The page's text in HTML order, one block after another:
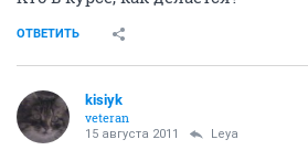
ОТВЕТИТЬ
kisiyk
veteran
15 августа 2011 Leya